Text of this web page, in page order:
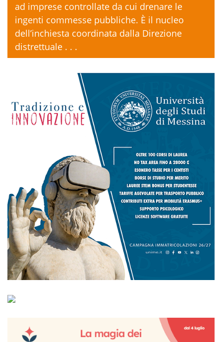
ad imprese controllate da cui drenare le
ingenti commesse pubbliche. È il nucleo
dell’inchiesta coordinata dalla Direzione
distrettuale . . .